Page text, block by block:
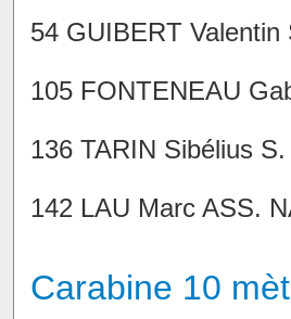
54 GUIBERT
105 FONTENEAU
136 TARIN Sibélius
142 LAU Marc ASS.
Carabine 10